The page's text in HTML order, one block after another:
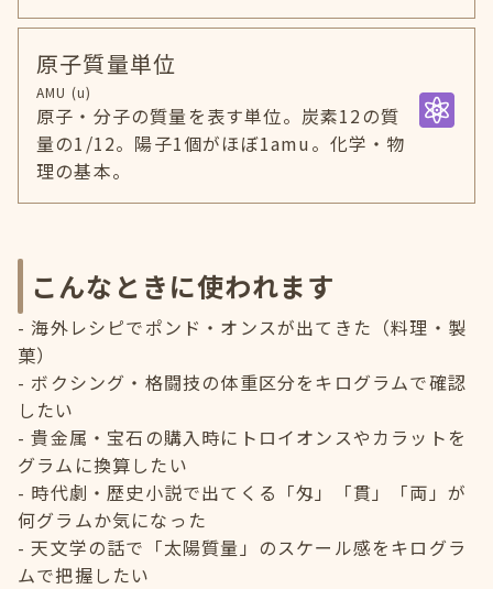
原子質量単位
AMU (u)
原子・分子の質量を表す単位。炭素12の質
量の1/12。陽子1個がほぼ1amu。化学・物
理の基本。
こんなときに使われます
海外レシピでポンド・オンスが出てきた（料理・製
菓）
ボクシング・格闘技の体重区分をキログラムで確認
したい
貴金属・宝石の購入時にトロイオンスやカラットを
グラムに換算したい
時代劇・歴史小説で出てくる「匁」「貫」「両」が
何グラムか気になった
天文学の話で「太陽質量」のスケール感をキログラ
ムで把握したい